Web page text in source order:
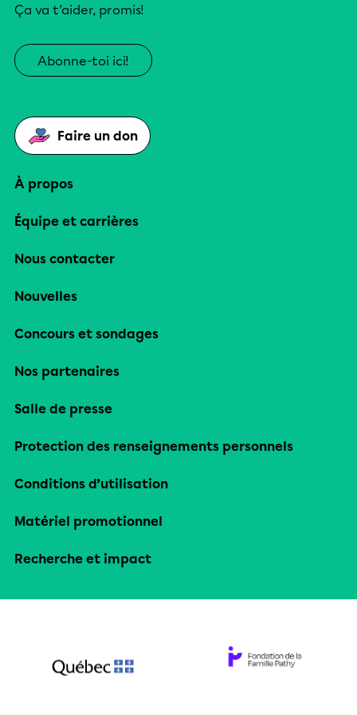
Ça va t’aider, promis!
Abonne-toi ici!
Faire un don
À propos
Équipe et carrières
Nous contacter
Nouvelles
Concours et sondages
Nos partenaires
Salle de presse
Protection des renseignements personnels
Conditions d’utilisation
Matériel promotionnel
Recherche et impact